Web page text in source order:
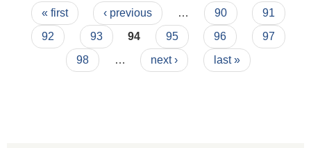
Pages
« first ‹ previous … 90
91
92
93 94 95 96
97
98
… next › last »